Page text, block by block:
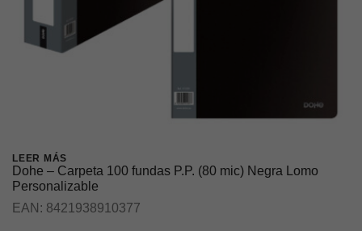
LEER MÁS
Dohe – Carpeta 100 fundas P.P. (80 mic) Negra Lomo
Personalizable
EAN: 8421938910377